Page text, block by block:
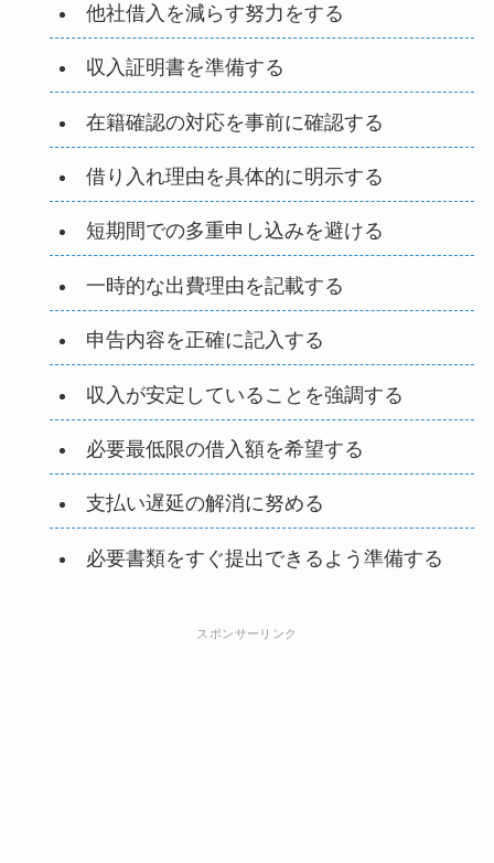
他社借入を減らす努力をする
収入証明書を準備する
在籍確認の対応を事前に確認する
借り入れ理由を具体的に明示する
短期間での多重申し込みを避ける
一時的な出費理由を記載する
申告内容を正確に記入する
収入が安定していることを強調する
必要最低限の借入額を希望する
支払い遅延の解消に努める
必要書類をすぐ提出できるよう準備する
スポンサーリンク